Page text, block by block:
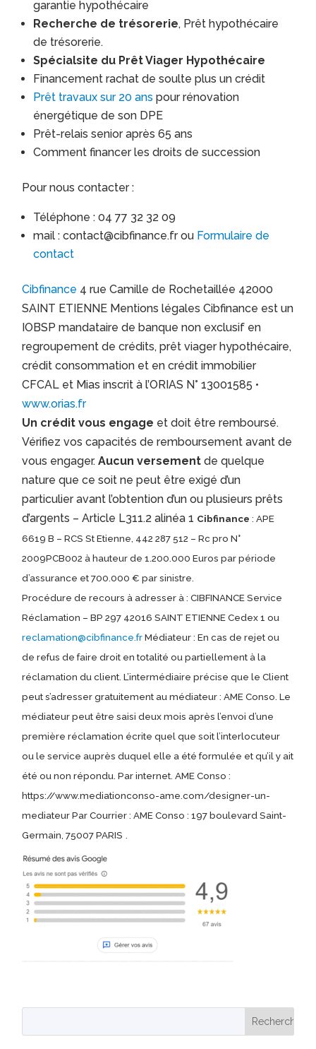
garantie hypothécaire
Recherche de trésorerie, Prêt hypothécaire
de trésorerie.
Spécialsite du Prêt Viager Hypothécaire
Financement rachat de soulte plus un crédit
Prêt travaux sur 20 ans pour rénovation
énergétique de son DPE
Prêt-relais senior après 65 ans
Comment financer les droits de succession
Pour nous contacter :
Téléphone : 04 77 32 32 09
mail : contact@cibfinance.fr ou Formulaire de
contact
Cibfinance 4 rue Camille de Rochetaillée 42000
SAINT ETIENNE Mentions légales Cibfinance est un
IOBSP mandataire de banque non exclusif en
regroupement de crédits, prêt viager hypothécaire,
crédit consommation et en crédit immobilier
CFCAL et Mias inscrit à l’ORIAS N° 13001585 •
www.orias.fr
Un crédit vous engage et doit être remboursé.
Vérifiez vos capacités de remboursement avant de
vous engager.Aucun versement de quelque
nature que ce soit ne peut être exigé d’un
particulier avant l’obtention d’un ou plusieurs prêts
d’argents – Article L311.2 alinéa 1 Cibfinance: APE
6619 B – RCS St Etienne, 442 287 512 – Rc pro N°
2009PCB002 à hauteur de 1.200.000 Euros par période
d’assurance et 700.000 € par sinistre.
Procédure de recours à adresser à : CIBFINANCE Service
Réclamation – BP 297 42016 SAINT ETIENNE Cedex 1 ou
reclamation@cibfinance.frMédiateur : En cas de rejet ou
de refus de faire droit en totalité ou partiellement à la
réclamation du client. L’intermédiaire précise que le Client
peut s’adresser gratuitement au médiateur : AME Conso. Le
médiateur peut être saisi deux mois après l’envoi d’une
première réclamation écrite quel que soit l’interlocuteur
ou le service auprès duquel elle a été formulée et qu’il y ait
été ou non répondu. Par internet. AME Conso :
https://www.mediationconso-ame.com/designer-un-
mediateur Par Courrier : AME Conso : 197 boulevard Saint-
Germain, 75007 PARIS